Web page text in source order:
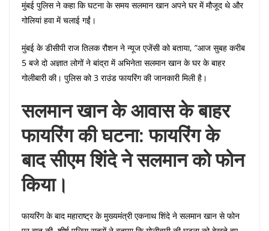
मुंबई पुलिस ने कहा कि घटना के समय सलमान खान अपने घर में मौजूद थे और
गोलियां हवा में चलाई गईं।
मुंबई के डीसीपी राज तिलक रौशन ने न्यूज एजेंसी को बताया, ”आज सुबह करीब
5 बजे दो अज्ञात लोगों ने बांद्रा में अभिनेता सलमान खान के घर के बाहर
गोलीबारी की। पुलिस को 3 राउंड फायरिंग की जानकारी मिली है।
सलमान खान के आवास के बाहर
फायरिंग की घटना: फायरिंग के
बाद सीएम शिंदे ने सलमान को फोन
किया।
फायरिंग के बाद महाराष्ट्र के मुख्यमंत्री एकनाथ शिंदे ने सलमान खान से फोन